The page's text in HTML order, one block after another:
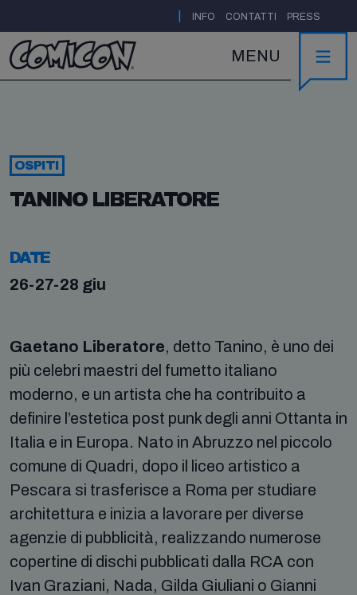
INFO CONTATTI PRESS
MENU
OSPITI
TANINO LIBERATORE
DATE
26-27-28 giu
Gaetano Liberatore, detto Tanino, è uno dei
più celebri maestri del fumetto italiano
moderno, e un artista che ha contribuito a
definire l’estetica post punk degli anni Ottanta in
Italia e in Europa. Nato in Abruzzo nel piccolo
comune di Quadri, dopo il liceo artistico a
Pescara si trasferisce a Roma per studiare
architettura e inizia a lavorare per diverse
agenzie di pubblicità, realizzando numerose
copertine di dischi pubblicati dalla RCA con
Ivan Graziani, Nada, Gilda Giuliani o Gianni